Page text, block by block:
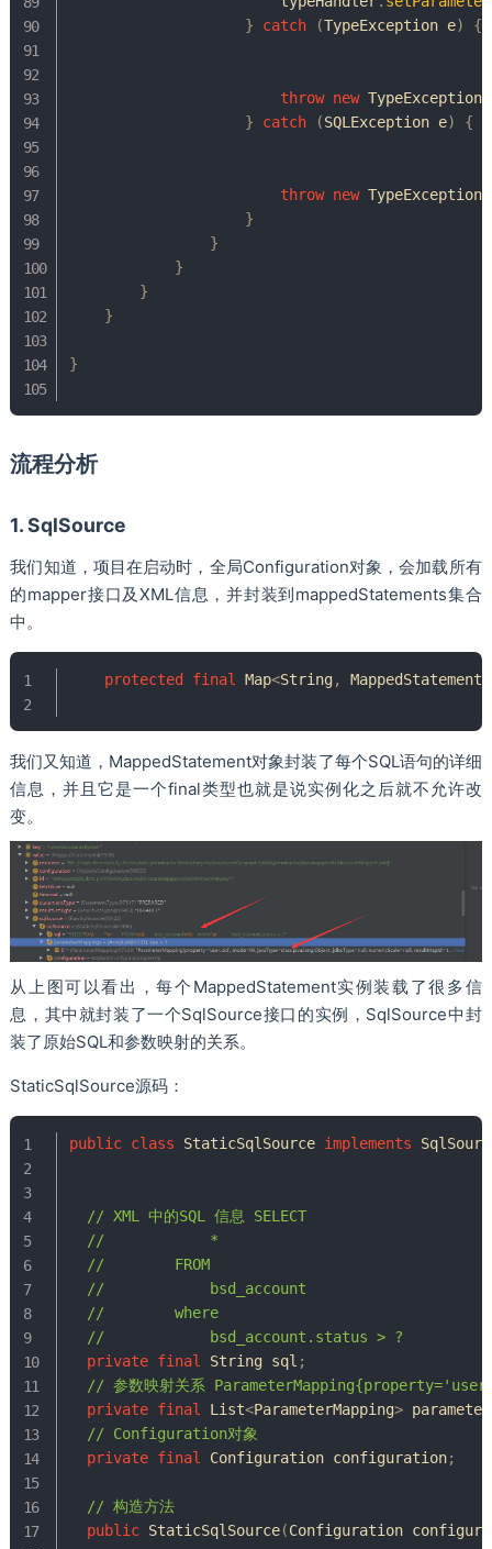
}
catch (TypeException e) {
throw new TypeException(
}
catch (SQLException e) {
throw new TypeException(
}
}
}
}
}
}
流程分析
1. SqlSource
我们知道，项目在启动时，全局Configuration对象，会加载所有
的mapper接口及XML信息，并封装到mappedStatements集合
中。
protected final Map<String, MappedStatement
我们又知道，MappedStatement对象封装了每个SQL语句的详细
信息，并且它是一个final类型也就是说实例化之后就不允许改
变。
从上图可以看出，每个MappedStatement实例装载了很多信
息，其中就封装了一个SqlSource接口的实例，SqlSource中封
装了原始SQL和参数映射的关系。
StaticSqlSource源码：
public class StaticSqlSource implements
// XML 中的SQL 信息 SELECT
//	        *
//        FROM
//	        bsd_account
//	    where
//            bsd_account.status > ?
private final String sql ;
// 参数映射关系
private final List<ParameterMapping>
// Configuration对象
private final Configuration configuration;
// 构造方法
public StaticSqlSource(Configuration